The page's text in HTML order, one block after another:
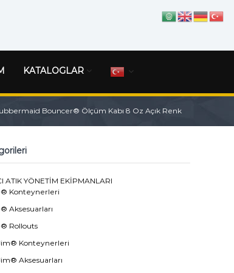
KATALOGLAR
Bouncer® Ölçüm Kabı 8 Oz Açık Renk
ATIK YÖNETİM EKİPMANLARI
Konteynerleri
Aksesuarları
Rollouts
Konteynerleri
Aksesuarları